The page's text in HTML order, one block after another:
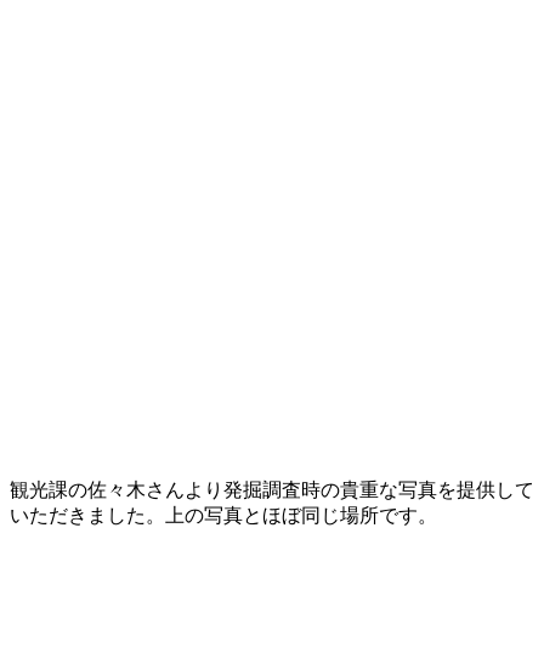
観光課の佐々木さんより発掘調査時の貴重な写真を提供して
いただきました。上の写真とほぼ同じ場所です。